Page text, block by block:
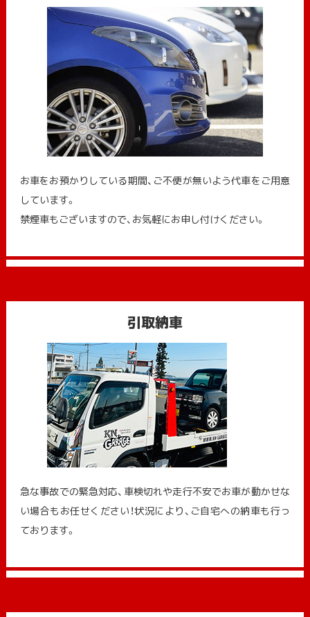
お車をお預かりしている期間、ご不便が無いよう代車をご用意
しています。
禁煙車もございますので、お気軽にお申し付けください。
引取納車
急な事故での緊急対応、車検切れや走行不安でお車が動かせな
い場合もお任せください！状況により、ご自宅への納⾞も⾏っ
ております。